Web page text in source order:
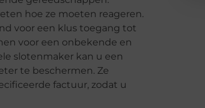
hoe ze moeten reageren.
voor een klus toegang tot
voor een onbekende en
slotenmaker kan u een
te beschermen. Ze
factuur, zodat u